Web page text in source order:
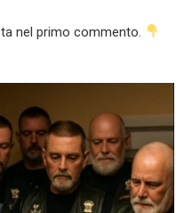
nel primo commento.